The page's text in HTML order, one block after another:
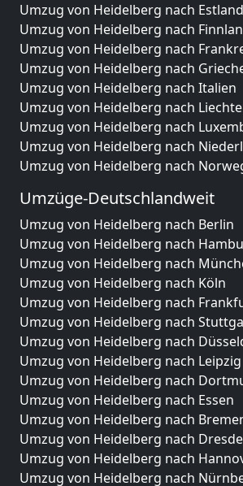
Umzug von Heidelberg nach Estland
Umzug von Heidelberg nach
Umzug von Heidelberg nach
Umzug von Heidelberg nach
Umzug von Heidelberg nach Italien
Umzug von Heidelberg nach
Umzug von Heidelberg nach
Umzug von Heidelberg nach
Umzug von Heidelberg nach
Umzüge-Deutschlandweit
Umzug von Heidelberg nach Berlin
Umzug von Heidelberg nach
Umzug von Heidelberg nach
Umzug von Heidelberg nach Köln
Umzug von Heidelberg nach
Umzug von Heidelberg nach
Umzug von Heidelberg nach
Umzug von Heidelberg nach Leipzig
Umzug von Heidelberg nach
Umzug von Heidelberg nach Essen
Umzug von Heidelberg nach
Umzug von Heidelberg nach
Umzug von Heidelberg nach
Umzug von Heidelberg nach